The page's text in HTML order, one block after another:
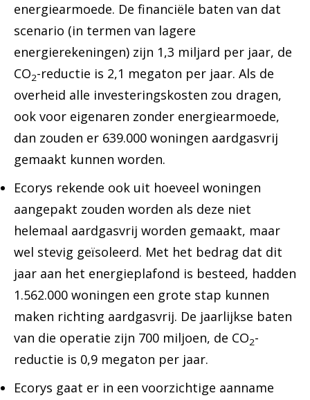
energiearmoede. De financiële baten van dat
scenario (in termen van lagere
energierekeningen) zijn 1,3 miljard per jaar, de
CO2-reductie is 2,1 megaton per jaar. Als de
overheid alle investeringskosten zou dragen,
ook voor eigenaren zonder energiearmoede,
dan zouden er 639.000 woningen aardgasvrij
gemaakt kunnen worden.
Ecorys rekende ook uit hoeveel woningen
aangepakt zouden worden als deze niet
helemaal aardgasvrij worden gemaakt, maar
wel stevig geïsoleerd. Met het bedrag dat dit
jaar aan het energieplafond is besteed, hadden
1.562.000 woningen een grote stap kunnen
maken richting aardgasvrij. De jaarlijkse baten
van die operatie zijn 700 miljoen, de CO2-
reductie is 0,9 megaton per jaar.
Ecorys gaat er in een voorzichtige aanname